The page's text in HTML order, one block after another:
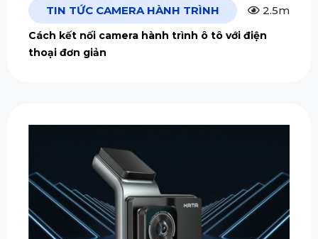
TIN TỨC CAMERA HÀNH TRÌNH 2.5m
Cách kết nối camera hành trình ô tô với điện
thoại đơn giản